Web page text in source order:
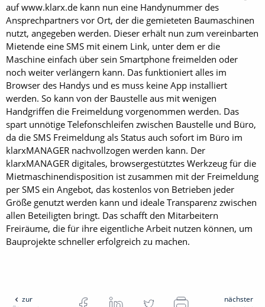
auf www.klarx.de kann nun eine Handynummer des
Ansprechpartners vor Ort, der die gemieteten Baumaschinen
nutzt, angegeben werden. Dieser erhält nun zum vereinbarten
Mietende eine SMS mit einem Link, unter dem er die
Maschine einfach über sein Smartphone freimelden oder
noch weiter verlängern kann. Das funktioniert alles im
Browser des Handys und es muss keine App installiert
werden. So kann von der Baustelle aus mit wenigen
Handgriffen die Freimeldung vorgenommen werden. Das
spart unnötige Telefonschleifen zwischen Baustelle und Büro,
da die SMS Freimeldung als Status auch sofort im Büro im
klarxMANAGER nachvollzogen werden kann. Der
klarxMANAGER digitales, browsergestütztes Werkzeug für die
Mietmaschinendisposition ist zusammen mit der Freimeldung
per SMS ein Angebot, das kostenlos von Betrieben jeder
Größe genutzt werden kann und ideale Transparenz zwischen
allen Beteiligten bringt. Das schafft den Mitarbeitern
Freiräume, die für ihre eigentliche Arbeit nutzen können, um
Bauprojekte schneller erfolgreich zu machen.
zur
nächster